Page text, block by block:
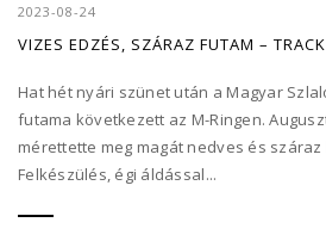
2023-08-24
VIZES EDZÉS, SZÁRAZ FUTAM –
Hat hét nyári szünet után a Magyar
futama következett az M-Ringen.
mérettette meg magát nedves és
Felkészülés, égi áldással...